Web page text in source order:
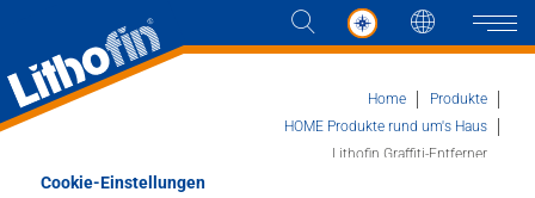
Cookie-Einstellungen
Sprache
Produkte
Home
Produkte
HOME Produkte rund um's Haus
Lithofin Graffiti-Entferner